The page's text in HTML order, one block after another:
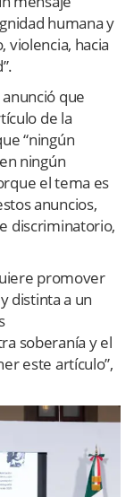
humana y
violencia, hacia
que
de la
“ningún
ningún
el tema es
anuncios,
discriminatorio,
promover
distinta a un
soberanía y el
este artículo”,